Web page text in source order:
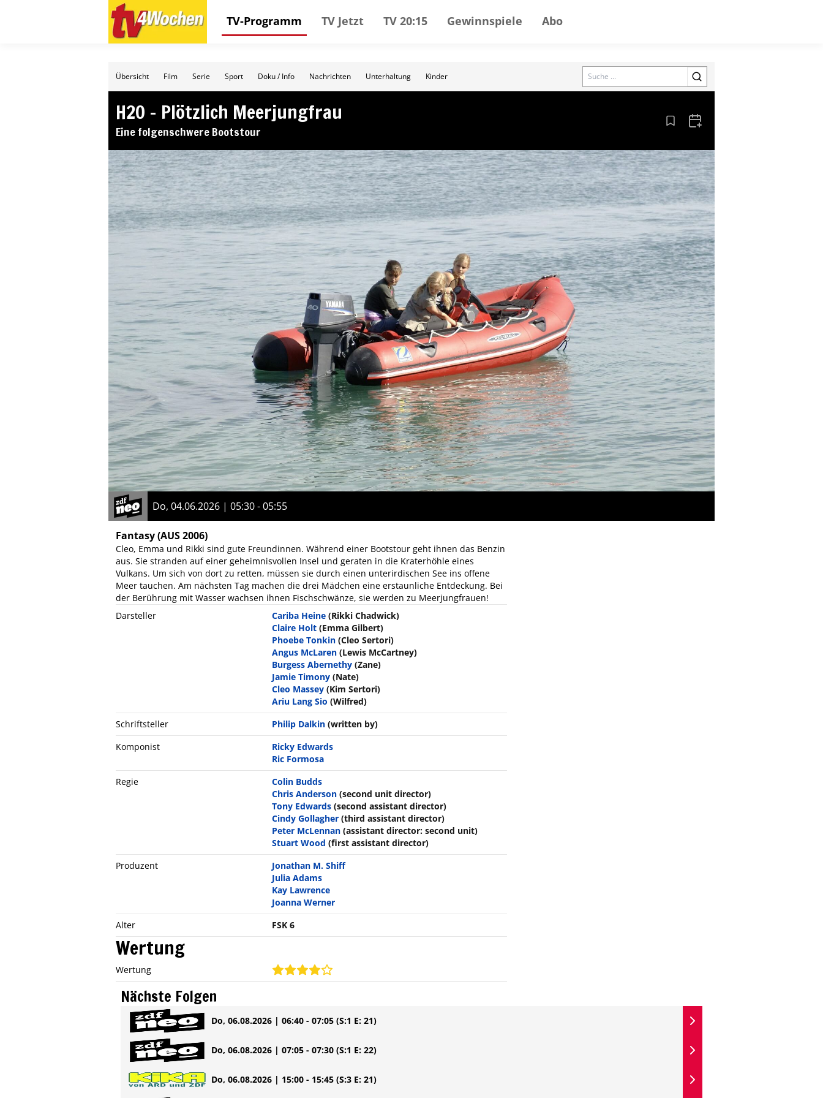
TV-Programm TV Jetzt TV 20:15 Gewinnspiele Abo
Übersicht Film Serie Sport Doku / Info Nachrichten Unterhaltung Kinder Search
H2O – Plötzlich Meerjungfrau
Eine folgenschwere Bootstour Aus den Lesezeichen entfernen
Zum Kalender hinzufügen
Do, 04.06.2026 | 05:30 - 05:55
Fantasy(AUS 2006)
Cleo, Emma und Rikki sind gute Freundinnen. Während einer Bootstour geht ihnen das Benzin
aus. Sie stranden auf einer geheimnisvollen Insel und geraten in die Kraterhöhle eines
Vulkans. Um sich von dort zu retten, müssen sie durch einen unterirdischen See ins offene
Meer tauchen. Am nächsten Tag machen die drei Mädchen eine erstaunliche Entdeckung. Bei
der Berührung mit Wasser wachsen ihnen Fischschwänze, sie werden zu Meerjungfrauen!
Darsteller
Cariba Heine (Rikki Chadwick)
Claire Holt (Emma Gilbert)
Phoebe Tonkin (Cleo Sertori)
Angus McLaren (Lewis McCartney)
Burgess Abernethy (Zane)
Jamie Timony (Nate)
Cleo Massey (Kim Sertori)
Ariu Lang Sio (Wilfred)
Schriftsteller
Philip Dalkin (written by)
Komponist
Ricky Edwards
Ric Formosa
Regie
Colin Budds
Chris Anderson (second unit director)
Tony Edwards (second assistant director)
Cindy Gollagher (third assistant director)
Peter McLennan (assistant director: second unit)
Stuart Wood (first assistant director)
Produzent
Jonathan M. Shiff
Julia Adams
Kay Lawrence
Joanna Werner
Alter
FSK 6
Wertung
Wertung
Nächste Folgen
Do, 06.08.2026 | 06:40 - 07:05 (S:1 E: 21)
Do, 06.08.2026 | 07:05 - 07:30 (S:1 E: 22)
Do, 06.08.2026 | 15:00 - 15:45 (S:3 E: 21)